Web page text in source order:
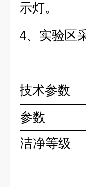
示灯。
4、实验区
技术参数
参数
洁净等级